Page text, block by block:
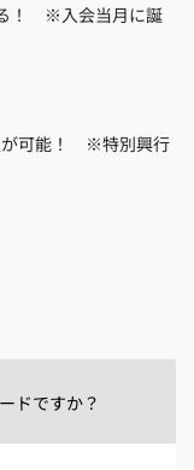
！ ※入会当月に誕
が可能！ ※特別興行
ドですか？